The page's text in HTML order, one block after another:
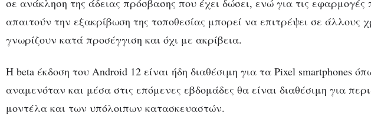
απαιτούν την εξακρίβωση της τοποθεσίας μπορεί να επιτρέψει σε άλλους
γνωρίζουν κατά προσέγγιση και όχι με ακρίβεια.
Η beta έκδοση του Android 12 είναι ήδη διαθέσιμη για τα Pixel smartphones
αναμενόταν και μέσα στις επόμενες εβδομάδες θα είναι διαθέσιμη για
μοντέλα και των υπόλοιπων κατασκευαστών.